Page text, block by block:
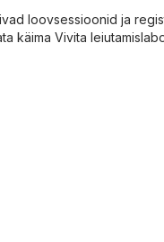
loovsessioonid ja
käima Vivita